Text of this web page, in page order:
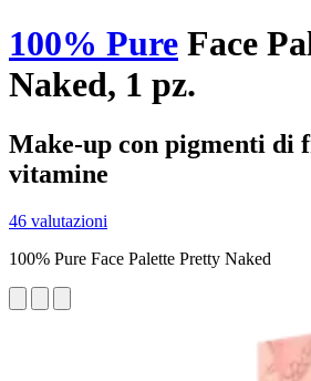
100% Pure Face
Naked, 1 pz.
Make-up con pigmenti di
vitamine
46 valutazioni
100% Pure Face Palette Pretty Naked